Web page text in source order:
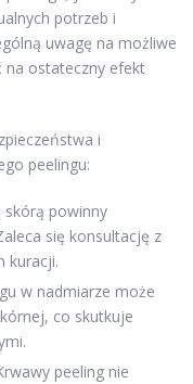
potrzeb i
uwagę na możliwe
na ostateczny efekt
i
peelingu:
skórą powinny
się konsultację z
kuracji.
w nadmiarze może
co skutkuje
peeling nie